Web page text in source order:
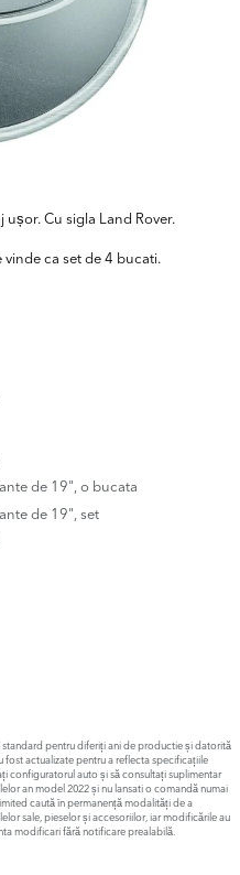
Cu sigla Land Rover.
ca set de 4 bucati.
de 19", o bucata
de 19", set
pentru diferiți ani de productie și datorită
actualizate pentru a reflecta specificațiile
configuratorul auto și să consultați suplimentar
an model 2022 și nu lansati o comandă numai
caută în permanență modalități de a
sale, pieselor și accesoriilor, iar modificările au
modificari fără notificare prealabilă.